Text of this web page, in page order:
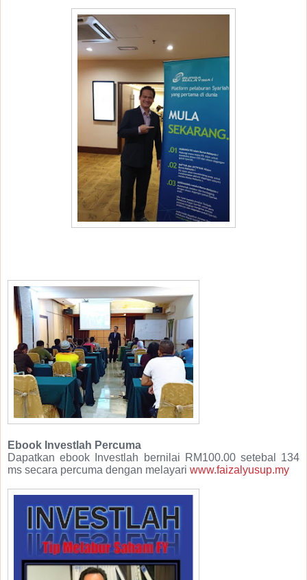
Ebook Investlah Percuma
Dapatkan ebook Investlah bernilai RM100.00 setebal 134
ms secara percuma dengan melayari www.faizalyusup.my